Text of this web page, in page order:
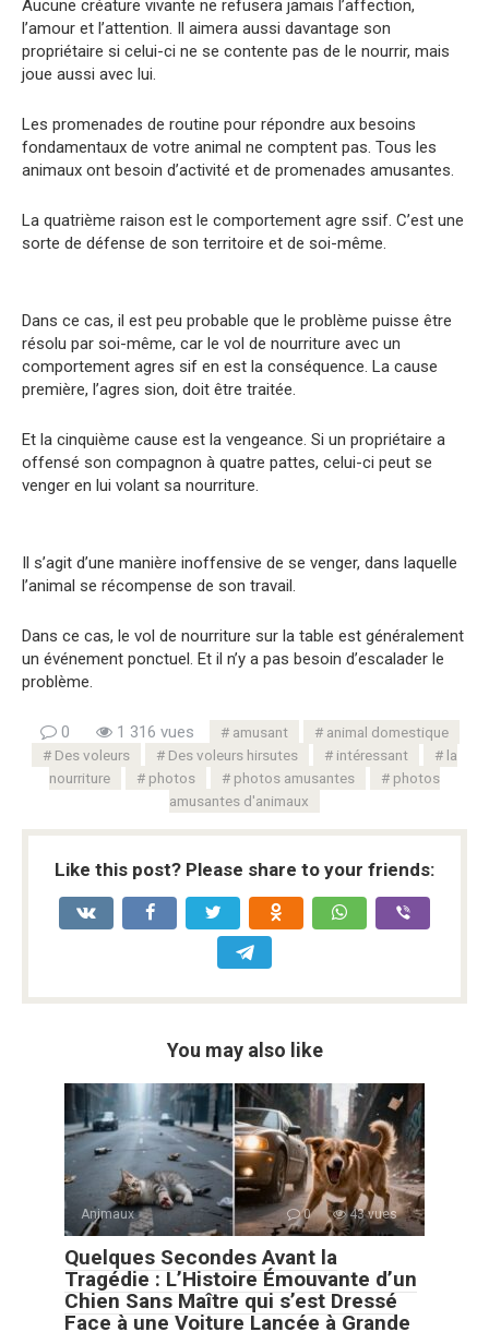
Aucune créature vivante ne refusera jamais l’affection,
l’amour et l’attention. Il aimera aussi davantage son
propriétaire si celui-ci ne se contente pas de le nourrir, mais
joue aussi avec lui.
Les promenades de routine pour répondre aux besoins
fondamentaux de votre animal ne comptent pas. Tous les
animaux ont besoin d’activité et de promenades amusantes.
La quatrième raison est le comportement agre ssif. C’est une
sorte de défense de son territoire et de soi-même.
Dans ce cas, il est peu probable que le problème puisse être
résolu par soi-même, car le vol de nourriture avec un
comportement agres sif en est la conséquence. La cause
première, l’agres sion, doit être traitée.
Et la cinquième cause est la vengeance. Si un propriétaire a
offensé son compagnon à quatre pattes, celui-ci peut se
venger en lui volant sa nourriture.
Il s’agit d’une manière inoffensive de se venger, dans laquelle
l’animal se récompense de son travail.
Dans ce cas, le vol de nourriture sur la table est généralement
un événement ponctuel. Et il n’y a pas besoin d’escalader le
problème.
0 1 316 vues amusant
animal domestique
Des voleurs
Des voleurs hirsutes intéressant
la
nourriture
photos photos amusantes
photos
amusantes d'animaux
Like this post? Please share to your friends:
You may also like
Animaux 0 43 vues
Quelques Secondes Avant la
Tragédie : L’Histoire Émouvante d’un
Chien Sans Maître qui s’est Dressé
Face à une Voiture Lancée à Grande